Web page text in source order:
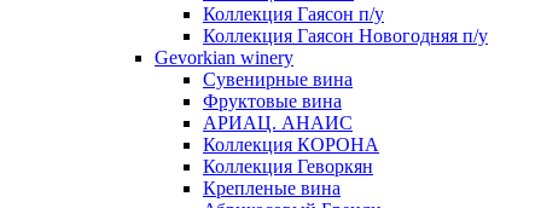
Коллекция Гаясон п/у
Коллекция Гаясон Новогодняя п/у
Gevorkian winery
Сувенирные вина
Фруктовые вина
АРИАЦ. АНАИС
Коллекция КОРОНА
Коллекция Геворкян
Крепленые вина